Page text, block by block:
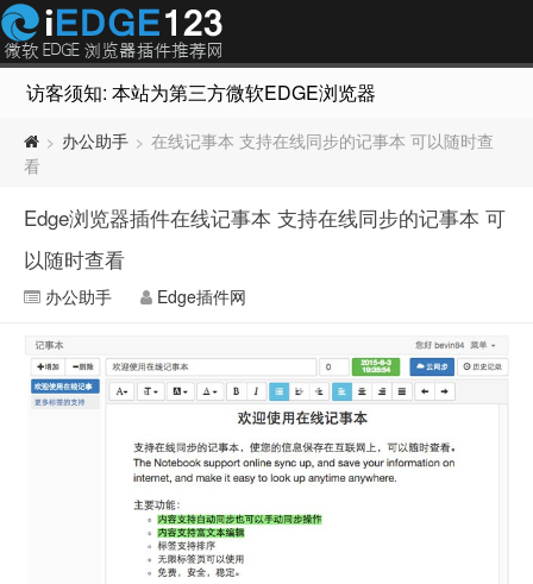
访客须知: 本站为第三方微软EDGE浏览器插件推荐网站，
> 办公助手 > 在线记事本 支持在线同步的记事本 可以随时查
看
Edge浏览器插件在线记事本 支持在线同步的记事本 可
以随时查看
办公助手 Edge插件网